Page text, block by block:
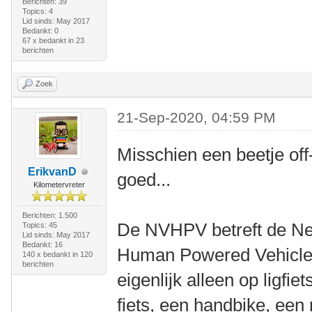
Topics: 4
Lid sinds: May 2017
Bedankt: 0
67 x bedankt in 23
berichten
Zoek
ErikvanD
Kilometervreter
Berichten: 1.500
Topics: 45
Lid sinds: May 2017
Bedankt: 16
140 x bedankt in 120
berichten
21-Sep-2020, 04:59 PM
Misschien een beetje
goed...
De NVHPV betreft de
Human Powered
eigenlijk alleen op
fiets, een handbike,